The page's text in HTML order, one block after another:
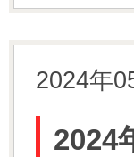
2024年
2024